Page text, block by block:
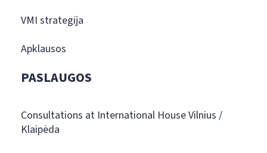
VMI strategija
Apklausos
PASLAUGOS
Consultations at International House Vilnius /
Klaipėda